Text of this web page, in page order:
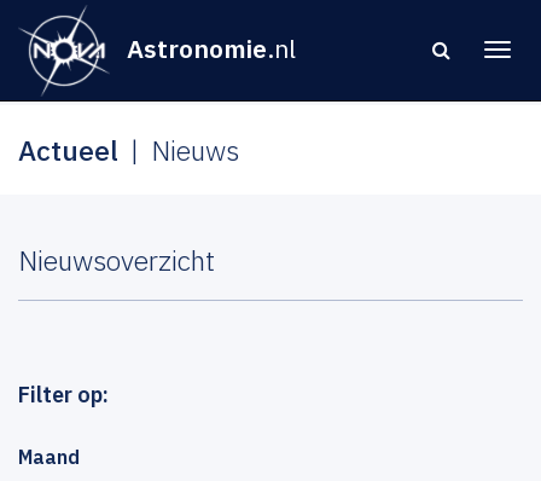
Astronomie.nl
Actueel Nieuws
Nieuwsoverzicht
Filter op:
Maand